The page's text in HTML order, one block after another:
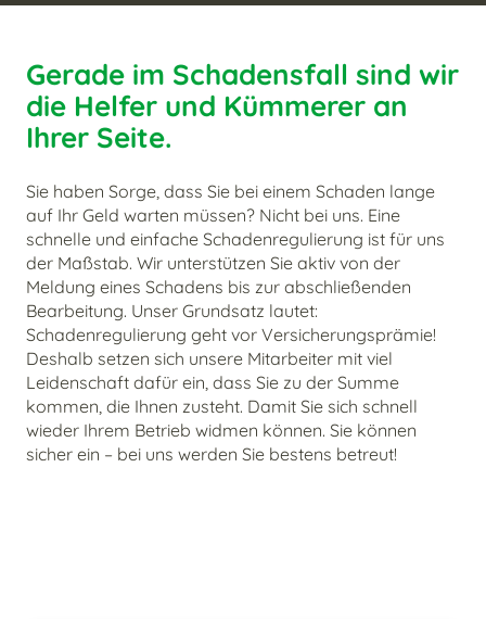
Gerade im Schadensfall sind wir
die Helfer und Kümmerer an
Ihrer Seite.
Sie haben Sorge, dass Sie bei einem Schaden lange
auf Ihr Geld warten müssen? Nicht bei uns. Eine
schnelle und einfache Schadenregulierung ist für uns
der Maßstab. Wir unterstützen Sie aktiv von der
Meldung eines Schadens bis zur abschließenden
Bearbeitung. Unser Grundsatz lautet:
Schadenregulierung geht vor Versicherungsprämie!
Deshalb setzen sich unsere Mitarbeiter mit viel
Leidenschaft dafür ein, dass Sie zu der Summe
kommen, die Ihnen zusteht. Damit Sie sich schnell
wieder Ihrem Betrieb widmen können. Sie können
sicher ein – bei uns werden Sie bestens betreut!